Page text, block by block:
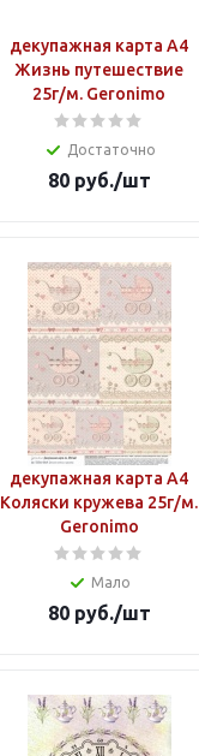
декупажная карта А4
Жизнь путешествие
25г/м. Geronimo
Достаточно
80руб./шт
декупажная карта А4
Коляски кружева 25г/м.
Geronimo
Мало
80руб./шт